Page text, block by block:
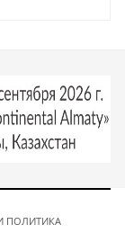
ПОЛИТИКА